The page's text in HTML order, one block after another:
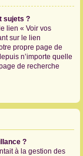
sujets ?
lien « Voir vos
sur le lien
propre page de
n’importe quelle
de recherche
?
à la gestion des